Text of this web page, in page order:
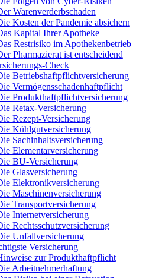
Warenverderbschaden
Kosten der Pandemie absichern
Kapital Ihrer Apotheke
Restrisiko im Apothekenbetrieb
Pharmazierat ist entscheidend
Check
Betriebshaftpflichtversicherung
Vermögensschadenhaftpflicht
Produkthaftpflichtversicherung
Retax-Versicherung
Rezept-Versicherung
Kühlgutversicherung
Sachinhaltsversicherung
Elementarversicherung
BU-Versicherung
Glasversicherung
Elektronikversicherung
Maschinenversicherung
Transportversicherung
Internetversicherung
Rechtsschutzversicherung
Unfallversicherung
Versicherung
zur Produkthaftpflicht
Arbeitnehmerhaftung